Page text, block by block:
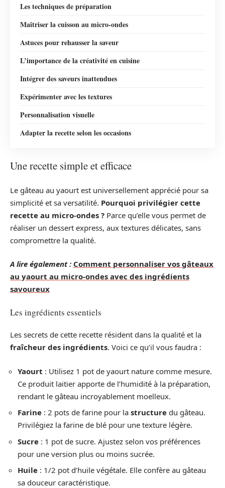
Les techniques de préparation
Maîtriser la cuisson au micro-ondes
Astuces pour rehausser la saveur
L’importance de la créativité en cuisine
Intégrer des saveurs inattendues
Expérimenter avec les textures
Personnalisation visuelle
Adapter la recette selon les occasions
Une recette simple et efficace
Le gâteau au yaourt est universellement apprécié pour sa
simplicité et sa versatilité. Pourquoi privilégier cette
recette au micro-ondes ? Parce qu’elle vous permet de
réaliser un dessert express, aux textures délicates, sans
compromettre la qualité.
A lire également : Comment personnaliser vos gâteaux
au yaourt au micro-ondes avec des ingrédients
savoureux
Les ingrédients essentiels
Les secrets de cette recette résident dans la qualité et la
fraîcheur des ingrédients. Voici ce qu’il vous faudra :
Yaourt : Utilisez 1 pot de yaourt nature comme mesure.
Ce produit laitier apporte de l’humidité à la préparation,
rendant le gâteau incroyablement moelleux.
Farine : 2 pots de farine pour la structure du gâteau.
Privilégiez la farine de blé pour une texture légère.
Sucre : 1 pot de sucre. Ajustez selon vos préférences
pour une version plus ou moins sucrée.
Huile : 1/2 pot d’huile végétale. Elle confère au gâteau
sa douceur caractéristique.